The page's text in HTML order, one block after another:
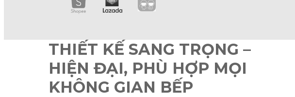
THIẾT KẾ SANG TRỌNG –
HIỆN ĐẠI, PHÙ HỢP MỌI
KHÔNG GIAN BẾP